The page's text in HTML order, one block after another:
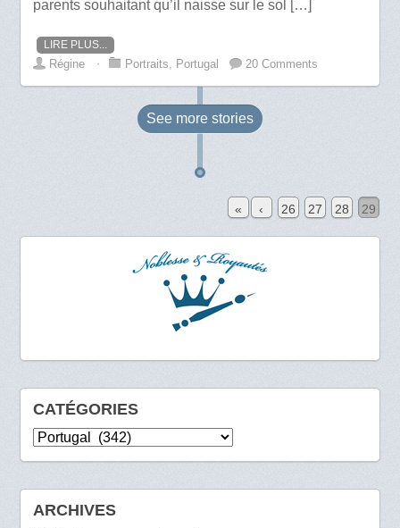
parents souhaitant qu’il naisse sur le sol […]
LIRE PLUS...
Régine ⋅ Portraits, Portugal 20 Comments
See more stories
« ‹ 26 27 28 29
CATÉGORIES
Catégories
ARCHIVES